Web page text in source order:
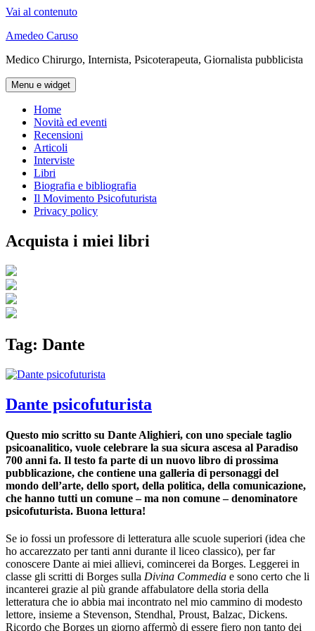
Vai al contenuto
Amedeo Caruso
Medico Chirurgo, Internista, Psicoterapeuta, Giornalista pubblicista
Menu e widget
Home
Novità ed eventi
Recensioni
Articoli
Interviste
Libri
Biografia e bibliografia
Il Movimento Psicofuturista
Privacy policy
Acquista i miei libri
Tag: Dante
Dante psicofuturista
Questo mio scritto su Dante Alighieri, con uno speciale taglio
psicoanalitico, vuole celebrare la sua sicura ascesa al Paradiso
700 anni fa. Il testo fa parte di un nuovo libro di prossima
pubblicazione, che contiene una galleria di personaggi del
mondo dell’arte, dello sport, della politica, della comunicazione,
che hanno tutti un comune – ma non comune – denominatore
psicofuturista. Buona lettura!
Se io fossi un professore di letteratura alle scuole superiori (idea che
ho accarezzato per tanti anni durante il liceo classico), per far
conoscere Dante ai miei allievi, comincerei da Borges. Leggerei in
classe gli scritti di Borges sulla Divina Commedia e sono certo che li
incanterei grazie al più grande affabulatore della storia della
letteratura che io abbia mai incontrato nel mio cammino di modesto
lettore, insieme a Stevenson, Stendhal, Proust, Balzac, Dickens.
Ricordo che Borges un giorno affermò di essere fiero non tanto dei